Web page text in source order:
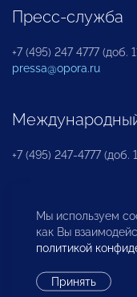
Пресс-служба
+7 (495) 247 4777 (доб.
pressa@opora.ru
+7 (495) 247-4777 (доб.
Бюро по
инвесторов
Мы используем
как Вы
политикой
Принять